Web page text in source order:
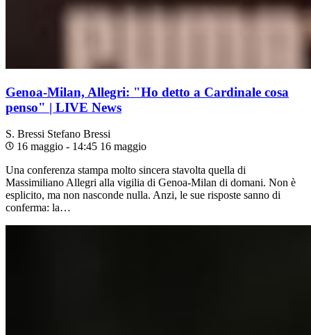
Genoa-Milan, Allegri: "Ho detto a Cardinale cosa
penso" | LIVE News
S. Bressi Stefano Bressi
16 maggio - 14:45 16 maggio
Una conferenza stampa molto sincera stavolta quella di
Massimiliano Allegri alla vigilia di Genoa-Milan di domani. Non è
esplicito, ma non nasconde nulla. Anzi, le sue risposte sanno di
conferma: la…